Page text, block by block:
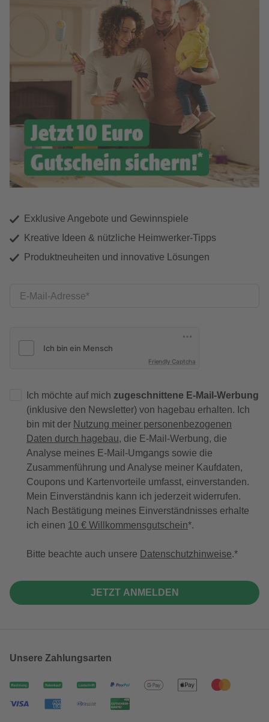
Exklusive Angebote und Gewinnspiele
Kreative Ideen & nützliche Heimwerker-Tipps
Produktneuheiten und innovative Lösungen
E-Mail-Adresse
Friendly Captcha
Ich möchte auf mich zugeschnittene E-Mail-Werbung
(inklusive den Newsletter) von hagebau erhalten. Ich
bin mit der Nutzung meiner personenbezogenen
Daten durch hagebau, die E-Mail-Werbung, die
Analyse meines E-Mail-Umgangs sowie die
Zusammenführung und Analyse meiner Kaufdaten,
Coupons und Kartenvorteile umfasst, einverstanden.
Mein Einverständnis kann ich jederzeit widerrufen.
Nach Bestätigung meines Einverständnisses erhalte
ich einen 10 € Willkommensgutschein*.
Bitte beachte auch unsere Datenschutzhinweise.
JETZT ANMELDEN
Unsere Zahlungsarten